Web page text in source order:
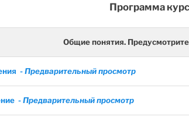
Программа
Общие понятия.
-Предварительный просмотр
-Предварительный просмотр